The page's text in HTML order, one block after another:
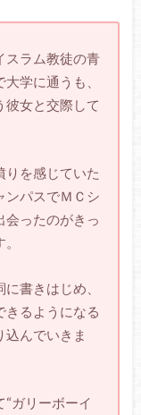
スラム教徒の青
学に通うも、
彼女と交際して
りを感じていた
ンパスでＭＣシ
会ったのがきっ
書きはじめ、
きるようになる
込んでいきま
ガリーボーイ